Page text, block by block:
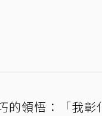
的領悟：「我